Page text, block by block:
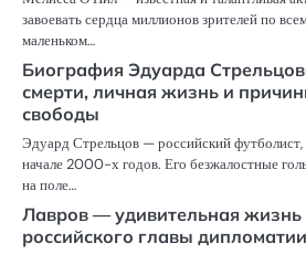
завоевать сердца миллионов зрителей по
маленьком…
Биография Эдуарда
смерти, личная жизнь и
свободы
Эдуард Стрельцов — российский
начале 2000-х годов. Его безжалостные
на поле…
Лавров — удивительная жизнь
российского главы дипломатии